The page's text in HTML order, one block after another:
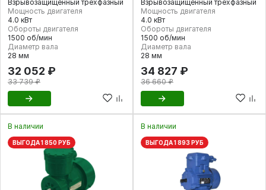
Взрывозащищенный трехфазный
Мощность двигателя
4.0 кВт
Обороты двигателя
1500 об/мин
Диаметр вала
28 мм
32 052 ₽
33 739 ₽
Взрывозащищенный трехфазный
Мощность двигателя
4.0 кВт
Обороты двигателя
1500 об/мин
Диаметр вала
28 мм
34 827 ₽
36 660 ₽
В наличии
ВЫГОДА 1 850 РУБ
В наличии
ВЫГОДА 1 893 РУБ